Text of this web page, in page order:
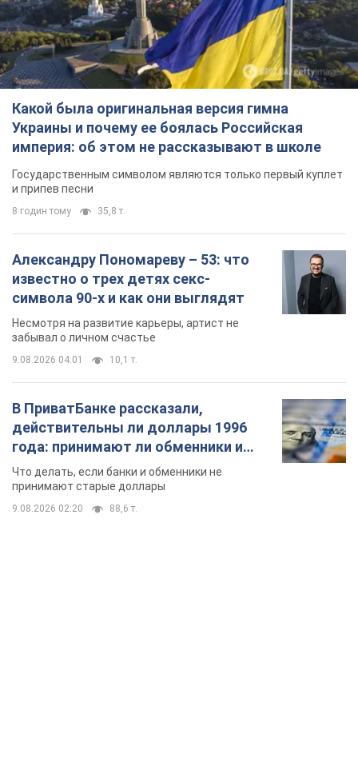
Какой была оригинальная версия гимна
Украины и почему ее боялась Российская
империя: об этом не рассказывают в школе
Государственным символом являются только первый куплет
и припев песни
8 годин тому 35,8 т.
Александру Пономареву – 53: что
известно о трех детях секс-
символа 90-х и как они выглядят
Несмотря на развитие карьеры, артист не
забывал о личном счастье
9.08.2026 04:01 10,1 т.
В ПриватБанке рассказали,
действительны ли доллары 1996
года: принимают ли обменники и
банки такие купюры
Что делать, если банки и обменники не
принимают старые доллары
9.08.2026 02:20 88,6 т.